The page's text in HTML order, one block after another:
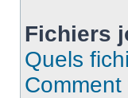
Fichiers
Quels